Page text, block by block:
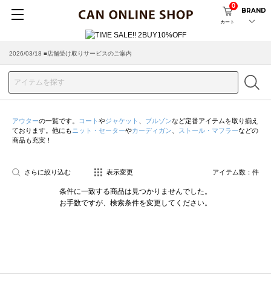
カート
0
BRAND
2026/03/18 ■店舗受け取りサービスのご案内
アウターの一覧です。 コート やジャケット ブルゾンなど定番アイテムを取り揃え
ております。他にも ニット・セーターやカーディガン ストール・マフラーなどの
商品も充実！
さらに絞り込む 表示変更 アイテム数： 件
条件に一致する商品は見つかりませんでした。
お手数ですが、検索条件を変更してください。